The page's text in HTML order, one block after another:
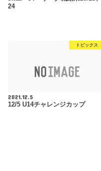
24
トピックス
2021.12.5
12/5 U14チャレンジカップ